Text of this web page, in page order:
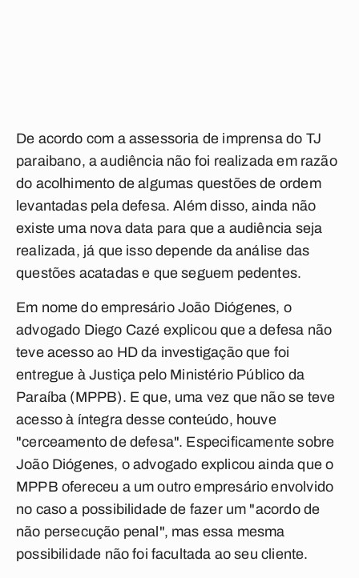
De acordo com a assessoria de imprensa do TJ
paraibano, a audiência não foi realizada em razão
do acolhimento de algumas questões de ordem
levantadas pela defesa. Além disso, ainda não
existe uma nova data para que a audiência seja
realizada, já que isso depende da análise das
questões acatadas e que seguem pedentes.
Em nome do empresário João Diógenes, o
advogado Diego Cazé explicou que a defesa não
teve acesso ao HD da investigação que foi
entregue à Justiça pelo Ministério Público da
Paraíba (MPPB). E que, uma vez que não se teve
acesso à íntegra desse conteúdo, houve
"cerceamento de defesa". Especificamente sobre
João Diógenes, o advogado explicou ainda que o
MPPB ofereceu a um outro empresário envolvido
no caso a possibilidade de fazer um "acordo de
não persecução penal", mas essa mesma
possibilidade não foi facultada ao seu cliente.